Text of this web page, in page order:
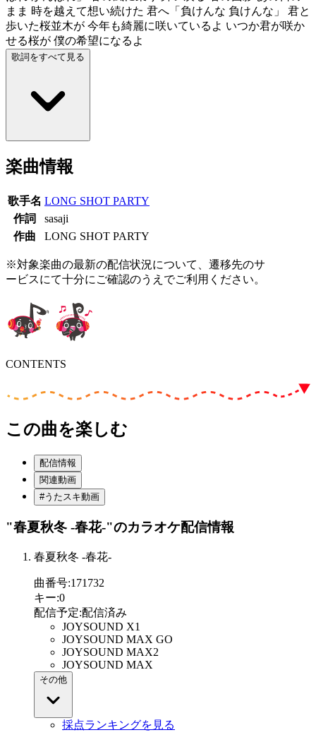
まま 時を越えて想い続けた 君へ「負けんな 負けんな」 君と
歩いた桜並木が 今年も綺麗に咲いているよ いつか君が咲か
せる桜が 僕の希望になるよ
歌詞をすべて見る
楽曲情報
歌手名 LONG SHOT PARTY
作詞
sasaji
作曲
LONG SHOT PARTY
※対象楽曲の最新の配信状況について、遷移先のサ
ービスにて十分にご確認のうえでご利用ください。
CONTENTS
この曲を楽しむ
配信情報
関連動画
#うたスキ動画
"春夏秋冬 -春花-"のカラオケ配信情報
春夏秋冬 -春花-
曲番号:171732
キー:0
配信予定:配信済み
JOYSOUND X1
JOYSOUND MAX GO
JOYSOUND MAX2
JOYSOUND MAX
その他
採点ランキングを見る